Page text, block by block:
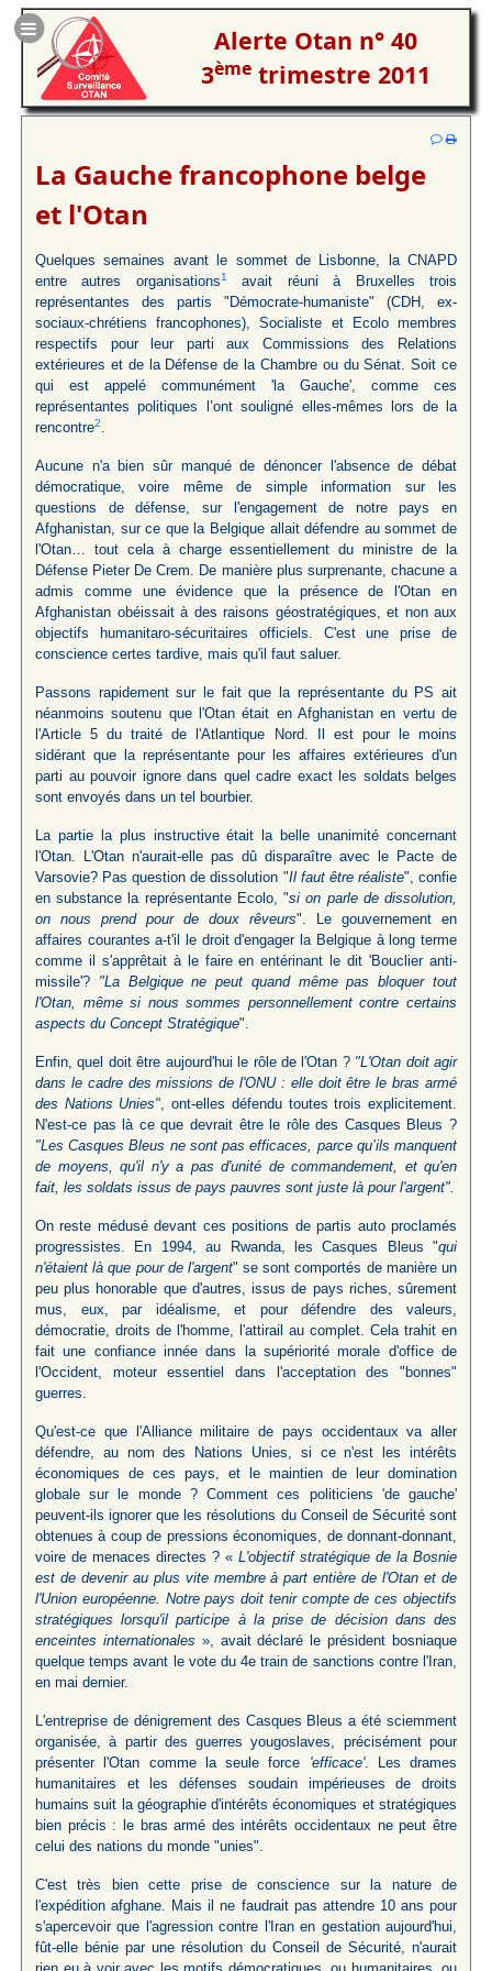
Alerte Otan n° 40
3èmetrimestre 2011
La Gauche francophone belge
et l'Otan
Quelques semaines avant le sommet de Lisbonne, la CNAPD
entre autres organisations1
avait réuni à Bruxelles trois
représentantes des partis "Démocrate-humaniste" (CDH, ex-
sociaux-chrétiens francophones), Socialiste et Ecolo membres
respectifs pour leur parti aux Commissions des Relations
extérieures et de la Défense de la Chambre ou du Sénat. Soit ce
qui est appelé communément 'la Gauche', comme ces
représentantes politiques l’ont souligné elles-mêmes lors de la
rencontre2.
Aucune n'a bien sûr manqué de dénoncer l'absence de débat
démocratique, voire même de simple information sur les
questions de défense, sur l'engagement de notre pays en
Afghanistan, sur ce que la Belgique allait défendre au sommet de
l'Otan… tout cela à charge essentiellement du ministre de la
Défense Pieter De Crem. De manière plus surprenante, chacune a
admis comme une évidence que la présence de l'Otan en
Afghanistan obéissait à des raisons géostratégiques, et non aux
objectifs humanitaro-sécuritaires officiels. C'est une prise de
conscience certes tardive, mais qu'il faut saluer.
Passons rapidement sur le fait que la représentante du PS ait
néanmoins soutenu que l'Otan était en Afghanistan en vertu de
l'Article 5 du traité de l'Atlantique Nord. Il est pour le moins
sidérant que la représentante pour les affaires extérieures d'un
parti au pouvoir ignore dans quel cadre exact les soldats belges
sont envoyés dans un tel bourbier.
La partie la plus instructive était la belle unanimité concernant
l'Otan. L'Otan n'aurait-elle pas dû disparaître avec le Pacte de
Varsovie? Pas question de dissolution "Il faut être réaliste", confie
en substance la représentante Ecolo, "si on parle de dissolution,
on nous prend pour de doux rêveurs". Le gouvernement en
affaires courantes a-t'il le droit d'engager la Belgique à long terme
comme il s'apprêtait à le faire en entérinant le dit 'Bouclier anti-
missile'? "La Belgique ne peut quand même pas bloquer tout
l'Otan, même si nous sommes personnellement contre certains
aspects du Concept Stratégique".
Enfin, quel doit être aujourd'hui le rôle de l'Otan ? "L'Otan doit agir
dans le cadre des missions de l'ONU : elle doit être le bras armé
des Nations Unies", ont-elles défendu toutes trois explicitement.
N'est-ce pas là ce que devrait être le rôle des Casques Bleus ?
"Les Casques Bleus ne sont pas efficaces, parce qu’ils manquent
de moyens, qu'il n'y a pas d'unité de commandement, et qu'en
fait, les soldats issus de pays pauvres sont juste là pour l'argent".
On reste médusé devant ces positions de partis auto proclamés
progressistes. En 1994, au Rwanda, les Casques Bleus "qui
n'étaient là que pour de l'argent" se sont comportés de manière un
peu plus honorable que d'autres, issus de pays riches, sûrement
mus, eux, par idéalisme, et pour défendre des valeurs,
démocratie, droits de l'homme, l'attirail au complet. Cela trahit en
fait une confiance innée dans la supériorité morale d'office de
l'Occident, moteur essentiel dans l'acceptation des "bonnes"
guerres.
Qu'est-ce que l'Alliance militaire de pays occidentaux va aller
défendre, au nom des Nations Unies, si ce n'est les intérêts
économiques de ces pays, et le maintien de leur domination
globale sur le monde ? Comment ces politiciens 'de gauche'
peuvent-ils ignorer que les résolutions du Conseil de Sécurité sont
obtenues à coup de pressions économiques, de donnant-donnant,
voire de menaces directes ? « L'objectif stratégique de la Bosnie
est de devenir au plus vite membre à part entière de l'Otan et de
l'Union européenne. Notre pays doit tenir compte de ces objectifs
stratégiques lorsqu'il participe à la prise de décision dans des
enceintes internationales », avait déclaré le président bosniaque
quelque temps avant le vote du 4e train de sanctions contre l'Iran,
en mai dernier.
L'entreprise de dénigrement des Casques Bleus a été sciemment
organisée, à partir des guerres yougoslaves, précisément pour
présenter l'Otan comme la seule force 'efficace'. Les drames
humanitaires et les défenses soudain impérieuses de droits
humains suit la géographie d'intérêts économiques et stratégiques
bien précis : le bras armé des intérêts occidentaux ne peut être
celui des nations du monde "unies".
C'est très bien cette prise de conscience sur la nature de
l'expédition afghane. Mais il ne faudrait pas attendre 10 ans pour
s'apercevoir que l'agression contre l'Iran en gestation aujourd'hui,
fût-elle bénie par une résolution du Conseil de Sécurité, n'aurait